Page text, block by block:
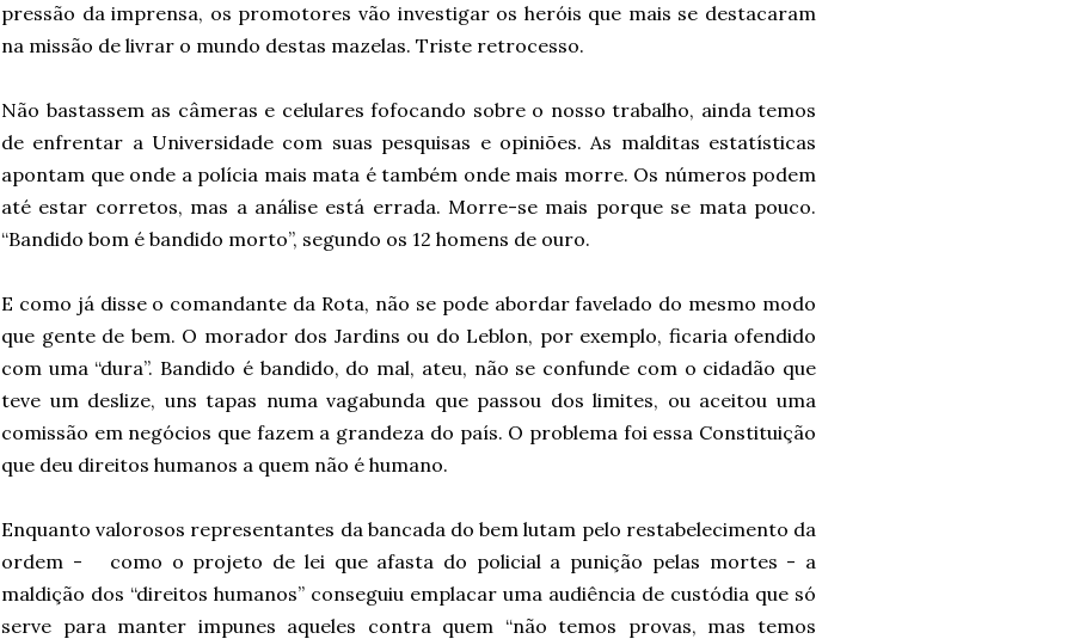
pressão da imprensa, os promotores vão investigar os heróis que mais se destacaram
na missão de livrar o mundo destas mazelas. Triste retrocesso.
Não bastassem as câmeras e celulares fofocando sobre o nosso trabalho, ainda temos
de enfrentar a Universidade com suas pesquisas e opiniões. As malditas estatísticas
apontam que onde a polícia mais mata é também onde mais morre. Os números podem
até estar corretos, mas a análise está errada. Morre-se mais porque se mata pouco.
“Bandido bom é bandido morto”, segundo os 12 homens de ouro.
E como já disse o comandante da Rota, não se pode abordar favelado do mesmo modo
que gente de bem. O morador dos Jardins ou do Leblon, por exemplo, ficaria ofendido
com uma “dura”. Bandido é bandido, do mal, ateu, não se confunde com o cidadão que
teve um deslize, uns tapas numa vagabunda que passou dos limites, ou aceitou uma
comissão em negócios que fazem a grandeza do país. O problema foi essa Constituição
que deu direitos humanos a quem não é humano.
Enquanto valorosos representantes da bancada do bem lutam pelo restabelecimento da
ordem - como o projeto de lei que afasta do policial a punição pelas mortes - a
maldição dos “direitos humanos” conseguiu emplacar uma audiência de custódia que só
serve para manter impunes aqueles contra quem “não temos provas, mas temos